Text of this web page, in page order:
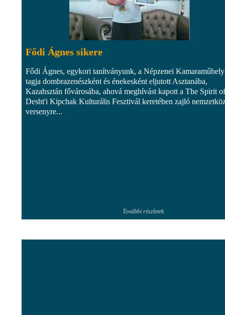
Fődi Ágnes sikere
Fődi Ágnes, egykori tanítványunk, a Népzenei Kamaraműhely
tagja dombrazenészként és énekesként eljutott Asztanába,
Kazahsztán fővárosába, ahová meghívást kapott a The Spirit of
Desht'i Kipchak Kulturális Fesztivál keretében zajló
versenyre...
További részletek